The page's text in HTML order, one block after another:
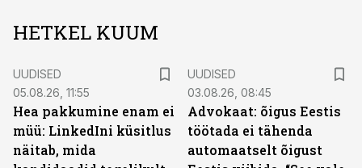
HETKEL KUUM
UUDISED
05.08.26, 11:55
Hea pakkumine enam ei
müü: LinkedIni küsitlus
näitab, mida
UUDISED
03.08.26, 08:45
Advokaat: õigus Eestis
töötada ei tähenda
automaatselt õigust